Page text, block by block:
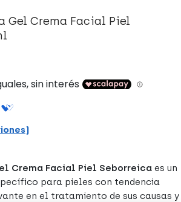
Gel Crema Facial Piel
Crema Facial Piel Seborreica es un
para pieles con tendencia
en el tratamiento de sus causas y